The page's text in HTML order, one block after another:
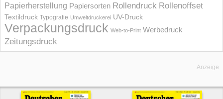
Papierherstellung Papiersorten Rollendruck Rollenoffset
Textildruck Typografie Umweltdruckerei UV-Druck
Verpackungsdruck Web-to-Print Werbedruck
Zeitungsdruck
Anzeige